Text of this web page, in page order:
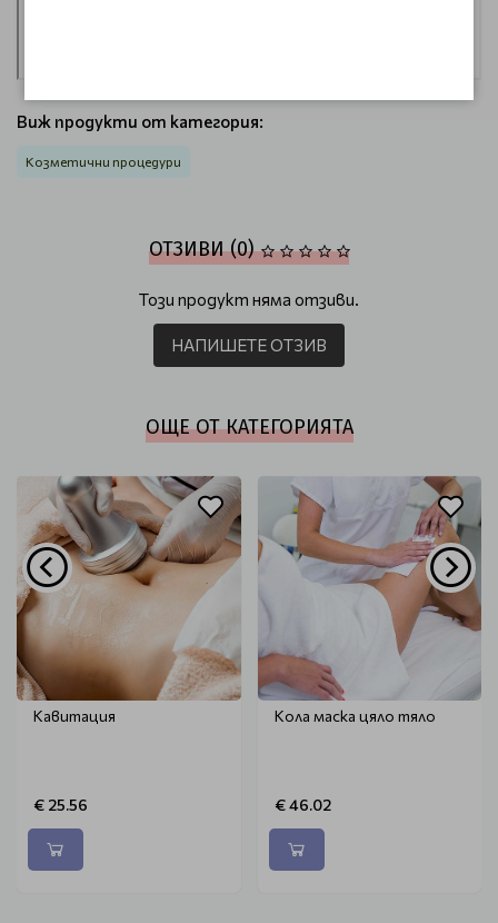
Виж продукти от категория:
Козметични процедури
ОТЗИВИ (0)
Този продукт няма отзиви.
НАПИШЕТЕ ОТЗИВ
ОЩЕ ОТ КАТЕГОРИЯТА
Кавитация
€ 25.56
Кола маска цяло тяло
€ 46.02